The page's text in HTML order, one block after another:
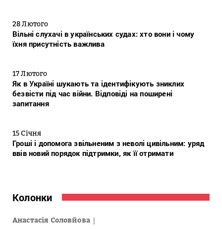
28 Лютого
Вільні слухачі в українських судах: хто вони і чому
їхня присутність важлива
17 Лютого
Як в Україні шукають та ідентифікують зниклих
безвісти під час війни. Відповіді на поширені
запитання
15 Січня
Гроші і допомога звільненим з неволі цивільним: уряд
ввів новий порядок підтримки, як її отримати
Колонки
Анастасія Соловйова